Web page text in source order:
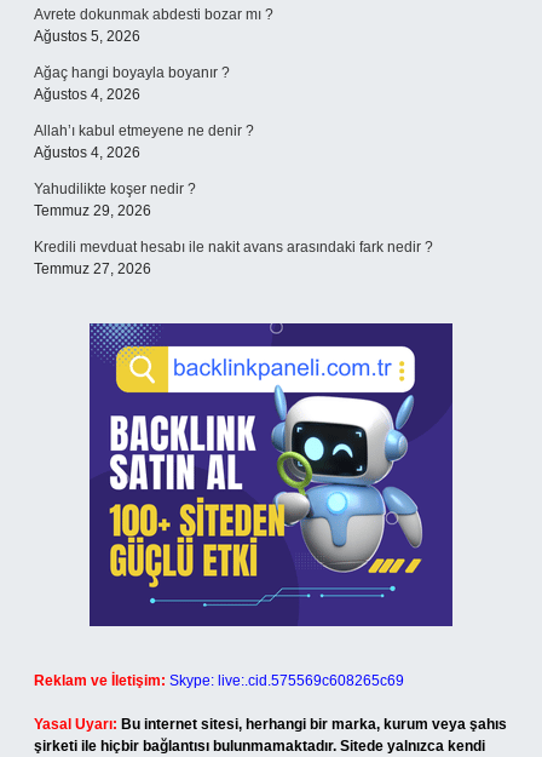
Avrete dokunmak abdesti bozar mı ?
Ağustos 5, 2026
Ağaç hangi boyayla boyanır ?
Ağustos 4, 2026
Allah’ı kabul etmeyene ne denir ?
Ağustos 4, 2026
Yahudilikte koşer nedir ?
Temmuz 29, 2026
Kredili mevduat hesabı ile nakit avans arasındaki fark nedir ?
Temmuz 27, 2026
Reklam ve İletişim: Skype: live:.cid.575569c608265c69
Yasal Uyarı: Bu internet sitesi, herhangi bir marka, kurum veya şahıs
şirketi ile hiçbir bağlantısı bulunmamaktadır. Sitede yalnızca kendi